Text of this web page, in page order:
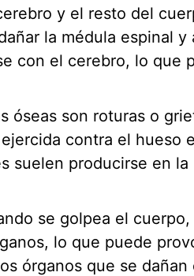
y el resto del
la médula espinal y
con el cerebro, lo que
óseas son roturas o
contra el hueso
suelen producirse en
se golpea el
lo que puede
órganos que se dañan